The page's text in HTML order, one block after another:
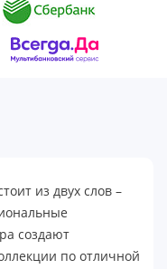
из двух слов –
создают
по отличной